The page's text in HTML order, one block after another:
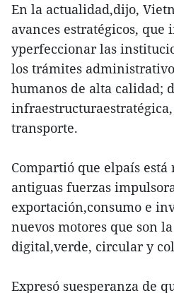
En la actualidad,dijo,
avances estratégicos,
yperfeccionar las
los trámites
humanos de alta calidad;
transporte.
Compartió que elpaís está
antiguas fuerzas
exportación,consumo e
nuevos motores que son
digital,verde, circular y
Expresó suesperanza de